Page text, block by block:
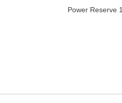
Power Reserve